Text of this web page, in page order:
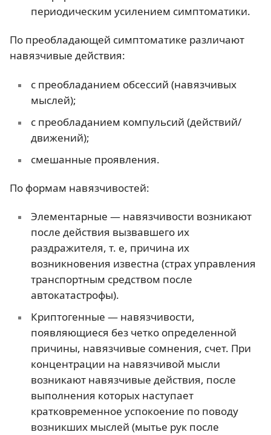
периодическим усилением симптоматики.
По преобладающей симптоматике различают
навязчивые действия:
с преобладанием обсессий (навязчивых
мыслей);
с преобладанием компульсий (действий/
движений);
смешанные проявления.
По формам навязчивостей:
Элементарные — навязчивости возникают
после действия вызвавшего их
раздражителя, т. е, причина их
возникновения известна (страх управления
транспортным средством после
автокатастрофы).
Криптогенные — навязчивости,
появляющиеся без четко определенной
причины, навязчивые сомнения, счет. При
концентрации на навязчивой мысли
возникают навязчивые действия, после
выполнения которых наступает
кратковременное успокоение по поводу
возникших мыслей (мытье рук после